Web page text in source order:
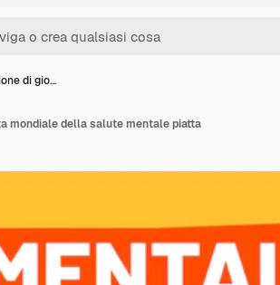
di gio…
mondiale della salute mentale piatta